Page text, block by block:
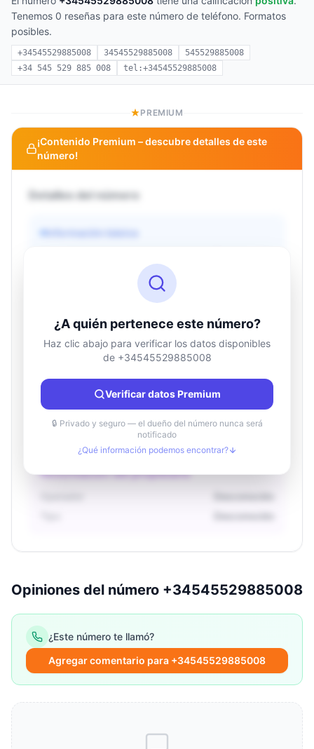
Tenemos 0 reseñas para este número de teléfono. Formatos
posibles.
+34545529885008 34545529885008
545529885008
+34 545 529 885 008
tel:+34545529885008
PREMIUM
¡Contenido Premium – descubre detalles de este
número!
Detalles del número
Información básica
Información de ubicación
País
Desconocido
Ciudad
Desconocido
Región
Desconocido
Información del propietario
¿A quién pertenece este número?
Haz clic abajo para verificar los datos disponibles
de +34545529885008
Verificar datos Premium
🔒 Privado y seguro — el dueño del número nunca será
notificado
¿Qué información podemos encontrar?
Opiniones del número +34545529885008
¿Este número te llamó?
Agregar comentario para +34545529885008